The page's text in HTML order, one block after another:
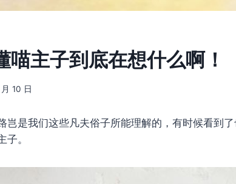
喵主子到底在想什么啊！
10 日
岂是我们这些凡夫俗子所能理解的，有时候看到
子。